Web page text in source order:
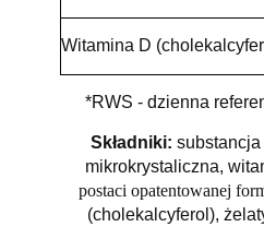
Witamina D
*RWS - dzienna
Składniki: substancja
mikrokrystaliczna,
postaci opatentowanej
(cholekalcyferol),